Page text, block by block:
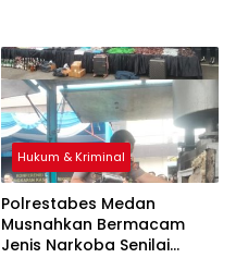
Hukum & Kriminal
Polrestabes Medan
Musnahkan Bermacam
Jenis Narkoba Senilai